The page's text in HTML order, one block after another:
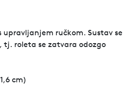
ručkom. Sustav se
tj. roleta se zatvara odozgo
cm)